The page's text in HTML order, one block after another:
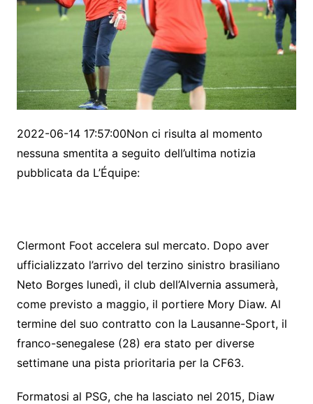
2022-06-14 17:57:00Non ci risulta al momento
nessuna smentita a seguito dell’ultima notizia
pubblicata da L’Équipe:
Clermont Foot accelera sul mercato. Dopo aver
ufficializzato l’arrivo del terzino sinistro brasiliano
Neto Borges lunedì, il club dell’Alvernia assumerà,
come previsto a maggio, il portiere Mory Diaw. Al
termine del suo contratto con la Lausanne-Sport, il
franco-senegalese (28) era stato per diverse
settimane una pista prioritaria per la CF63.
Formatosi al PSG, che ha lasciato nel 2015, Diaw